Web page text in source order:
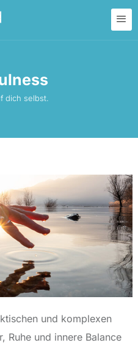
dich selbst.
und komplexen
Ruhe und innere Balance